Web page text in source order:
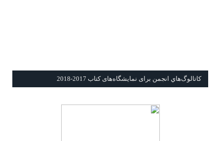
كاتالوگ‌هاي انجمن برای نمايشگاه‌های كتاب 2017-2018